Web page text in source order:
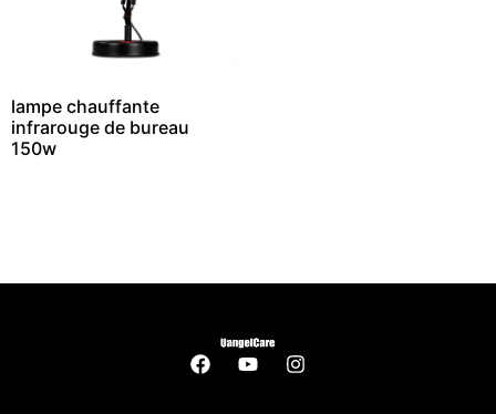
lampe chauffante
infrarouge de bureau
150w